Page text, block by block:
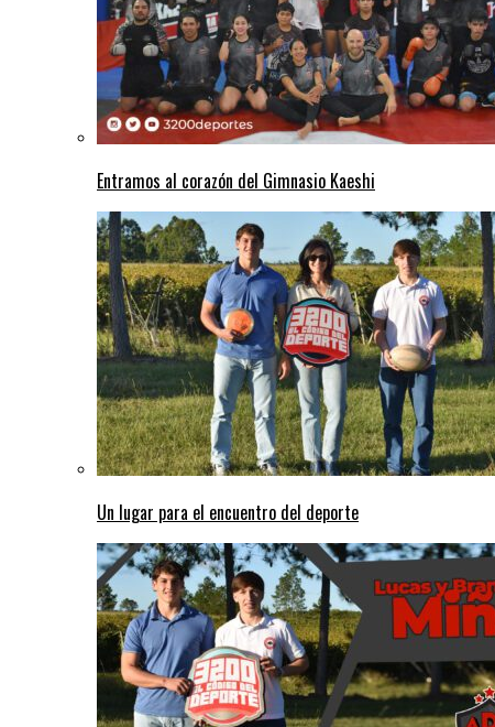
Entramos al corazón del Gimnasio Kaeshi
Un lugar para el encuentro del deporte